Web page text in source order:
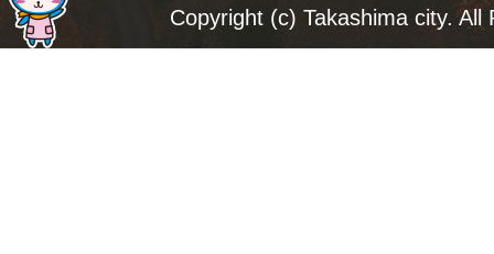
ジ
Copyright (c) Takashima city. All